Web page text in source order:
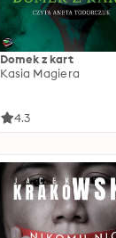
Domek z kart
Kasia Magiera
4.3